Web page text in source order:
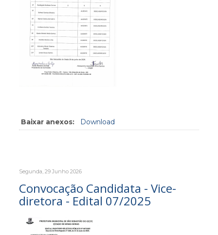
Baixar anexos: Download
Segunda, 29 Junho 2026
Convocação Candidata - Vice-
diretora - Edital 07/2025